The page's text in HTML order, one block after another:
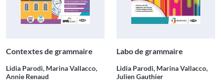
Contextes de grammaire
Lidia Parodi, Marina Vallacco,
Annie Renaud
Labo de grammaire
Lidia Parodi, Marina Vallacco,
Julien Gauthier